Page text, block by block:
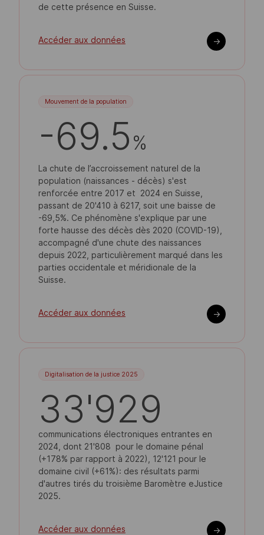
de cette présence en Suisse.
Accéder aux données ->
Mouvement de la population
-69.5 %
La chute de l’accroissement naturel de la
population (naissances - décès) s'est
renforcée entre 2017 et 2024 en Suisse,
passant de 20'410 à 6217, soit une baisse de
-69,5%. Ce phénomène s'explique par une
forte hausse des décès dès 2020 (COVID-19),
accompagné d'une chute des naissances
depuis 2022, particulièrement marqué dans les
parties occidentale et méridionale de la
Suisse.
Accéder aux données ->
Digitalisation de la justice 2025
33'929
communications électroniques entrantes en
2024, dont 21'808 pour le domaine pénal
(+178% par rapport à 2022), 12'121 pour le
domaine civil (+61%): des résultats parmi
d'autres tirés du troisième Baromètre eJustice
2025.
Accéder aux données ->